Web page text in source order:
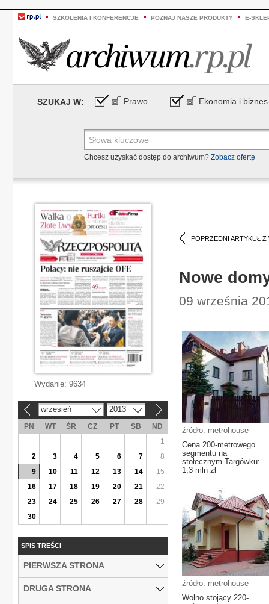
SZKOLENIA I KONFERENCJE POZNAJ NASZE PRODUKTY E-
SZUKAJ W: Prawo Ekonomia i biznes
Chcesz uzyskać dostęp do archiwum? Zobacz ofertę
POPRZEDNI ARTYKUŁ Z
Nowe
09 września
źródło: metrohouse
Cena 200-metrowego
segmentu na
stołecznym Targówku:
1,3 mln zł
źródło: metrohouse
Wolno stojący 220-
Wydanie: 9634
wrzesień 2013
PN WT ŚR CZ PT SB
ND
1
2
3 4 5 6 7
8
9
10 11 12 13 14
15
16
17 18 19 20 21
22
23
24 25 26 27 28
29
30
SPIS TREŚCI
PIERWSZA STRONA
DRUGA STRONA